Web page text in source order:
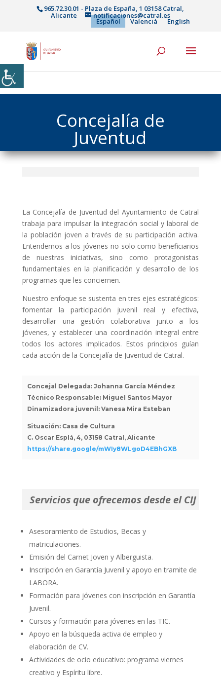
965.72.30.01 - Plaza de España, 1 03158 Catral,
Alicante notificaciones@catral.es
Español Valencià English
Concejalía de
Juventud
La Concejalía de Juventud del Ayuntamiento de Catral
trabaja para impulsar la integración social y laboral de
la población joven a través de su participación activa.
Entendemos a los jóvenes no solo como beneficiarios
de nuestras iniciativas, sino como protagonistas
fundamentales en la planificación y desarrollo de los
programas que les conciernen.
Nuestro enfoque se sustenta en tres ejes estratégicos:
fomentar la participación juvenil real y efectiva,
desarrollar una gestión colaborativa junto a los
jóvenes, y establecer una coordinación integral entre
todos los actores implicados. Estos principios guían
cada acción de la Concejalía de Juventud de Catral.
Concejal Delegada: Johanna García Méndez
Técnico Responsable: Miguel Santos Mayor
Dinamizadora juvenil: Vanesa Mira Esteban
Situación: Casa de Cultura
C. Oscar Esplá, 4, 03158 Catral, Alicante
https://share.google/mWIy8WLgoD4EBhGXB
Servicios que ofrecemos desde el CIJ
Asesoramiento de Estudios, Becas y
matriculaciones.
Emisión del Carnet Joven y Alberguista.
Inscripción en Garantía Juvenil y apoyo en tramite de
LABORA.
Formación para jóvenes con inscripción en Garantía
Juvenil.
Cursos y formación para jóvenes en las TIC.
Apoyo en la búsqueda activa de empleo y
elaboración de CV.
Actividades de ocio educativo: programa viernes
creativo y Espíritu libre.